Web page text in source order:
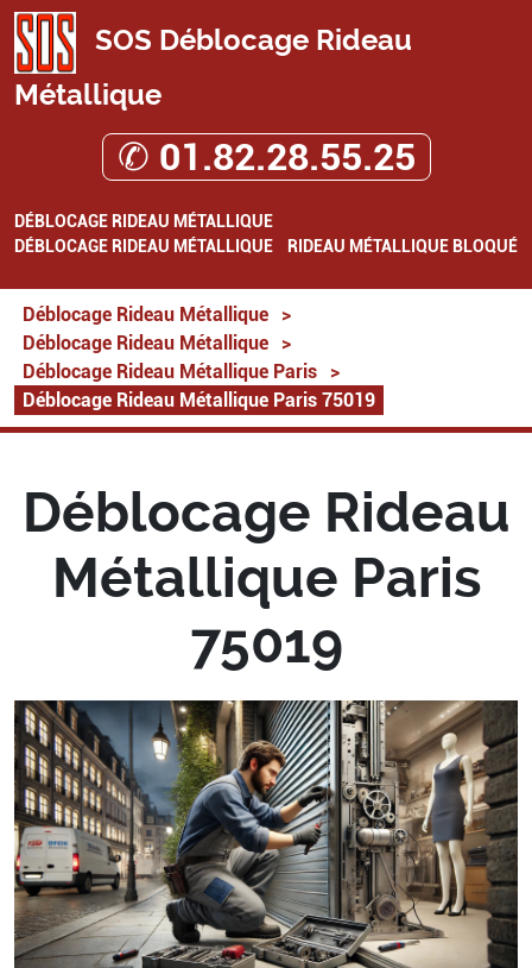
SOS Déblocage Rideau
Métallique
✆ 01.82.28.55.25
DÉBLOCAGE RIDEAU MÉTALLIQUE
DÉBLOCAGE RIDEAU MÉTALLIQUE
RIDEAU MÉTALLIQUE BLOQUÉ
Déblocage Rideau Métallique
>
Déblocage Rideau Métallique
>
Déblocage Rideau Métallique Paris
>
Déblocage Rideau Métallique Paris 75019
Déblocage Rideau
Métallique Paris
75019